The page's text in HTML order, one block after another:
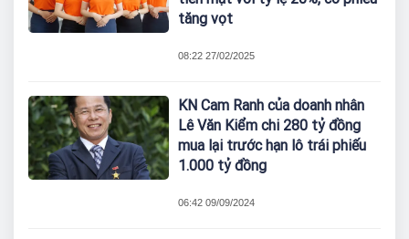
tăng vọt
08:22 27/02/2025
KN Cam Ranh của doanh nhân
Lê Văn Kiểm chi 280 tỷ đồng
mua lại trước hạn lô trái phiếu
1.000 tỷ đồng
06:42 09/09/2024